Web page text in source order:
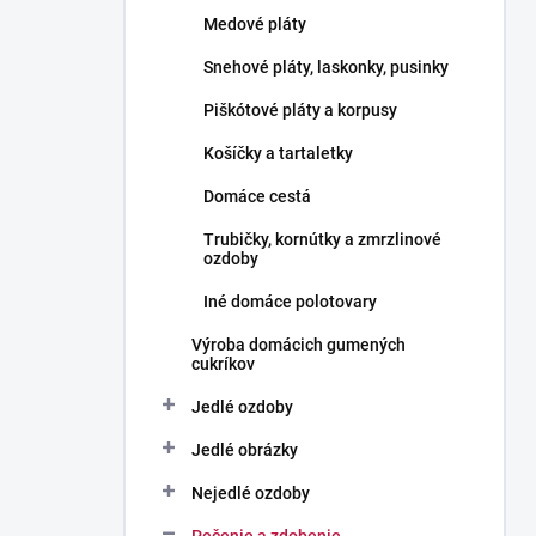
Medové pláty
Snehové pláty, laskonky, pusinky
Piškótové pláty a korpusy
Košíčky a tartaletky
Domáce cestá
Trubičky, kornútky a zmrzlinové
ozdoby
Iné domáce polotovary
Výroba domácich gumených
cukríkov
Jedlé ozdoby
Jedlé obrázky
Nejedlé ozdoby